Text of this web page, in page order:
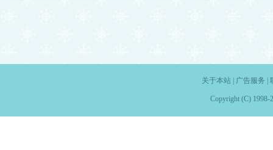
关于本站| 广告服务
Copyright (C) 1998-